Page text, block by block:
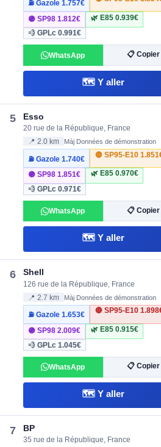
⛽ Gazole1.757€
🟣 SP981.812€ 🌿 E85 0.939€
💨 GPLc0.991€
WhatsApp 📋 Copier
🗺️ Y aller
5 Esso
20 rue de la République, France
📍 2.0 km Màj Données de démonstration
⛽ Gazole1.740€
🔴 SP95-E10
🟣 SP981.851€ 🌿 E85 0.970€
💨 GPLc0.971€
WhatsApp 📋 Copier
🗺️ Y aller
6 Shell
126 rue de la République, France
📍 2.7 km Màj Données de démonstration
⛽ Gazole1.653€
🔴 SP95-E10
🟣 SP982.009€ 🌿 E85 0.915€
💨 GPLc1.045€
WhatsApp 📋 Copier
🗺️ Y aller
7 BP
35 rue de la République, France